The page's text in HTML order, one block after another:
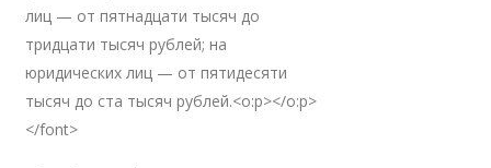
лиц — от пятнадцати тысяч до
тридцати тысяч рублей; на
юридических лиц — от пятидесяти
тысяч до ста тысяч рублей.<o:p></o:p>
</font>